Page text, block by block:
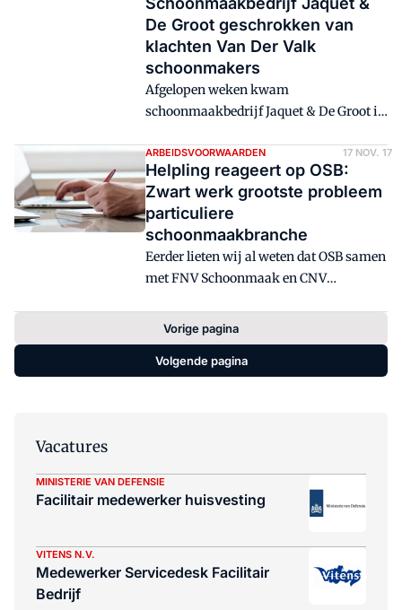
De Groot geschrokken van
klachten Van Der Valk
schoonmakers
Afgelopen weken kwam
schoonmaakbedrijf Jaquet & De Groot in
Vakmensen over de slechte
arbeidsomstandigheden. In een reactie
tegen RTV Drenthe laat Jaquet & De
Groot weten zeer geschrokken te zijn
door de klachten die zijn binnen
gekomen.
ARBEIDSVOORWAARDEN 17 NOV. 17
Helpling reageert op OSB:
Zwart werk grootste probleem
particuliere
schoonmaakbranche
Eerder lieten wij al weten dat OSB samen
met FNV Schoonmaak en CNV
href="https://servicemanagement.nl/osb-
en-vakbonden-willen-gelijke-
arbeidsrechten-schoonmakers-
Karen van Kruit van Helpling is het
probleem dat door OSB wordt geschetst
een probleem dat bestaat in de gehele
Vorige pagina
Volgende pagina
Vacatures
MINISTERIE VAN DEFENSIE
Facilitair medewerker huisvesting
VITENS N.V.
Medewerker Servicedesk Facilitair
Bedrijf